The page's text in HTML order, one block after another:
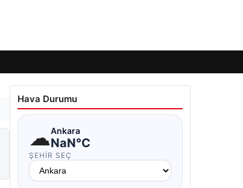
Hava Durumu
☁Ankara
NaN°C
ŞEHIR SEÇ